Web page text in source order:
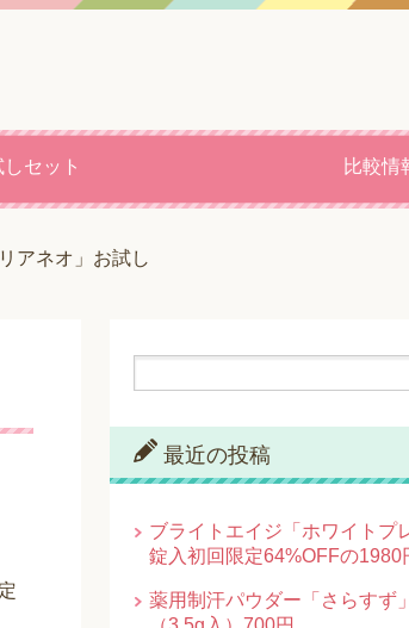
しセット 比較情
アネオ」お試し
最近の投稿
ブライトエイジ「ホワイトプ
錠入初回限定64%OFFの1980
薬用制汗パウダー「さらすず